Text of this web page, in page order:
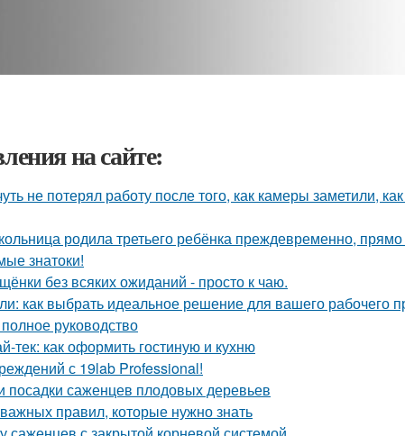
на сайте:
не потерял работу после того, как камеры заметили,
родила третьего ребёнка преждевременно,
знатоки!
без всяких ожиданий - просто к чаю.
как выбрать идеальное решение для вашего рабочего
руководство
тек: как оформить гостиную и кухню
с 19lab Professional!
посадки саженцев плодовых деревьев
правил, которые нужно знать